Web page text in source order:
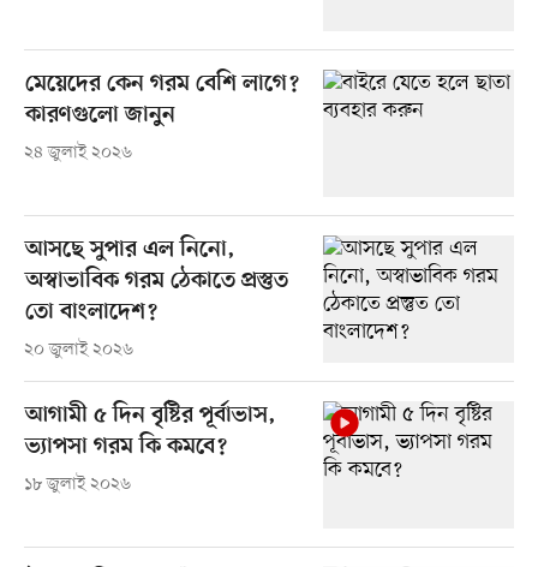
মেয়েদের কেন গরম বেশি লাগে?
কারণগুলো জানুন
২৪ জুলাই ২০২৬
আসছে সুপার এল নিনো,
অস্বাভাবিক গরম ঠেকাতে প্রস্তুত
তো বাংলাদেশ?
২০ জুলাই ২০২৬
আগামী ৫ দিন বৃষ্টির পূর্বাভাস,
ভ্যাপসা গরম কি কমবে?
১৮ জুলাই ২০২৬